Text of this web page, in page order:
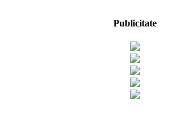
Publicitate